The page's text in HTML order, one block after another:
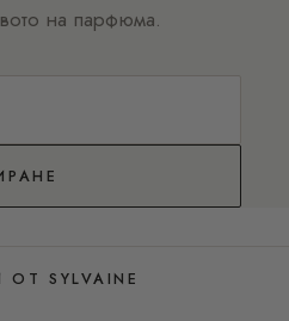
на парфюма.
SYLVAINE